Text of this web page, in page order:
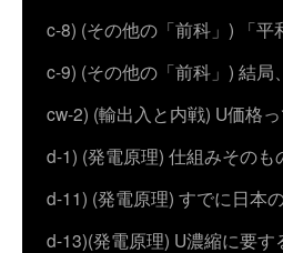
c-8) (その他の「前科」) 「
c-9) (その他の「前科」) 結
cw-2) (輸出入と内戦) U価格
d-1) (発電原理) 仕組みそのも
d-11) (発電原理) すでに日本
d-13)(発電原理) U濃縮に要す